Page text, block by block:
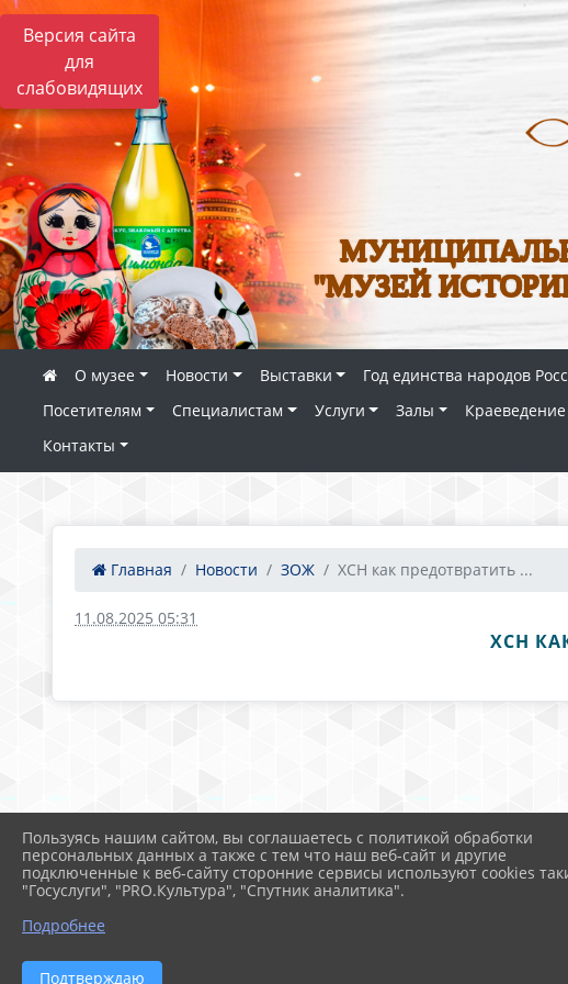
Версия сайта
для
слабовидящих
"МУЗЕЙ
О музее Новости Выставки Год единства народов
Посетителям
Специалистам Услуги Залы Краеведение
Контакты
Главная Новости ЗОЖ ХСН как предотвратить ...
11.08.2025 05:31
ХСН
Пользуясь нашим сайтом, вы соглашаетесь с политикой обработки
персональных данных а также с тем что наш веб-сайт и другие
подключенные к веб-сайту сторонние сервисы используют cookies
"Госуслуги", "PRO.Культура", "Спутник аналитика".
Подробнее
Подтверждаю